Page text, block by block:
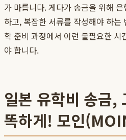
가 마릅니다. 게다가 송금을 위해
하고, 복잡한 서류를 작성해야 하는
학 준비 과정에서 이런 불필요한 시
야 합니다.
일본 유학비 송금,
똑하게! 모인